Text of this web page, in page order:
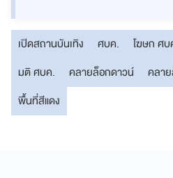
เปิดสถานบันเทิง ศบค. โฆษก ศ
มติ ศบค.
คลายล็อกดาวน์ คลา
พื้นที่สีแดง